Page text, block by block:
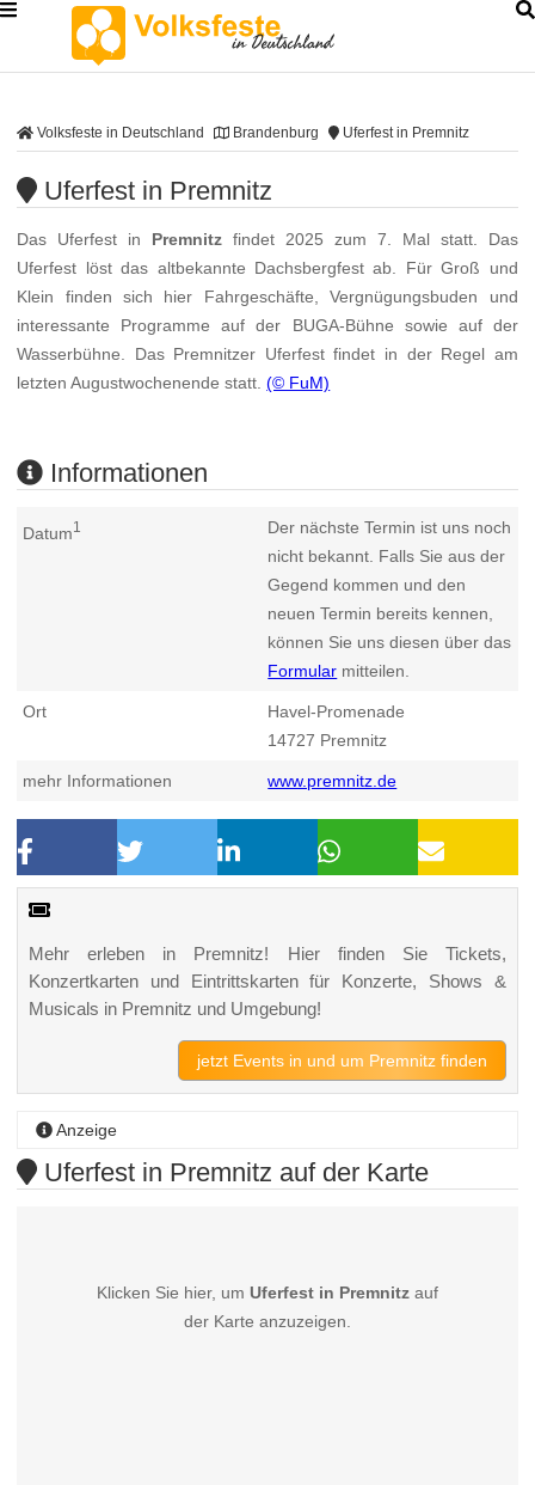
Volksfeste in Deutschland Brandenburg Uferfest in Premnitz
Uferfest in Premnitz
Das Uferfest in Premnitz findet 2025 zum 7. Mal statt. Das
Uferfest löst das altbekannte Dachsbergfest ab. Für Groß und
Klein finden sich hier Fahrgeschäfte, Vergnügungsbuden und
interessante Programme auf der BUGA-Bühne sowie auf der
Wasserbühne. Das Premnitzer Uferfest findet in der Regel am
letzten Augustwochenende statt.(© FuM)
Informationen
Datum1
Der nächste Termin ist uns noch
nicht bekannt. Falls Sie aus der
Gegend kommen und den
neuen Termin bereits kennen,
können Sie uns diesen über das
Formular mitteilen.
Ort
Havel-Promenade
14727 Premnitz
mehr Informationen www.premnitz.de
Mehr erleben in Premnitz! Hier finden Sie Tickets,
Konzertkarten und Eintrittskarten für Konzerte, Shows &
Musicals in Premnitz und Umgebung!
jetzt Events in und um Premnitz finden
Anzeige
Uferfest in Premnitz auf der Karte
Klicken Sie hier, um Uferfest in Premnitzauf
der Karte anzuzeigen.